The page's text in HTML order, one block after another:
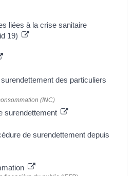
liées à la crise sanitaire
19)
des particuliers
(INC)
surendettement
de surendettement depuis